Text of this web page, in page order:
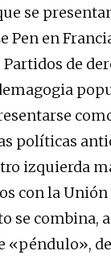
se
Pen en
de
políticas
izquierda
con la Unión
se combina,
«péndulo»,